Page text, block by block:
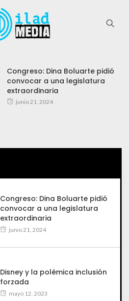
Congreso: Dina Boluarte pidió
convocar a una legislatura
extraordinaria
junio 21, 2024
Congreso: Dina Boluarte pidió
convocar a una legislatura
extraordinaria
junio 21, 2024
Disney y la polémica inclusión
forzada
mayo 12, 2023